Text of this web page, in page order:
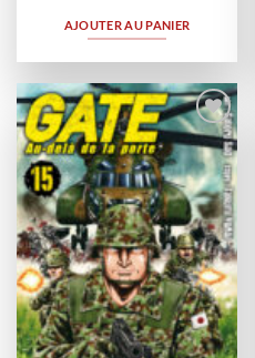
AJOUTER AU PANIER
Ajouter
à la
wishlist